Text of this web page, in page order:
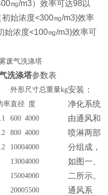
㎎/m3）效率可达98以
始浓度<300㎎/m3)效率
始浓度<100㎎/m3)效率可
洗涤塔参数表
外形尺寸总重量kg
率直径 度
600 4000
800 4000
10004000
13004000
15004000
20005500
安装：
净化系统
由通风和
喷淋两部
分组成，
如图一、
二所示。
通风系